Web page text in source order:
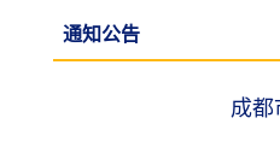
通知公告
成都